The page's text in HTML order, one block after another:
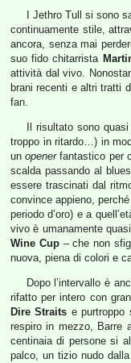
I Jethro Tull si sono
continuamente stile,
ancora, senza mai
suo fido chitarrista
attività dal vivo.
brani recenti e altri tratti
fan.
Il risultato sono
troppo in ritardo…) in
unopenerfantastico per
scalda passando al
essere trascinati dal
convince appieno,
periodo d’oro) e a
vivo è umanamente
Wine Cup– che non
nuova, piena di colori e
Dopo l’intervallo è
rifatto per intero con
Dire Straits e purtroppo
respiro in mezzo,
centinaia di persone si
palco, un tizio nudo